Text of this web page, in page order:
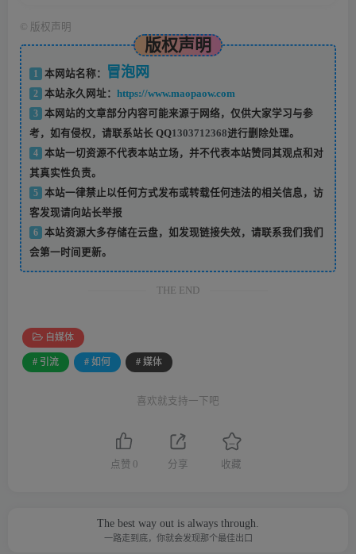
版权声明
版权声明
1 本网站名称： 冒泡网
2 本站永久网址： https://www.maopaow.com
3
本网站的文章部分内容可能来源于网络，仅供大家学习与参
考，如有侵权，请联系站长 QQ1303712368进行删除处理。
4
本站一切资源不代表本站立场，并不代表本站赞同其观点和对
其真实性负责。
5
本站一律禁止以任何方式发布或转载任何违法的相关信息，访
客发现请向站长举报
6
本站资源大多存储在云盘，如发现链接失效，请联系我们我们
会第一时间更新。
THE END
自媒体
# 引流 # 如何 # 媒体
喜欢就支持一下吧
点赞 0 分享 收藏
The best way out is always through.
一路走到底，你就会发现那个最佳出口